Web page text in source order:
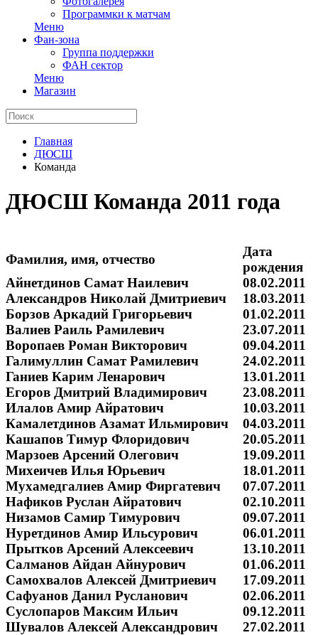
Программки к матчам
Меню
Фан-зона
Группа поддержки
ФАН сектор
Меню
Магазин
Главная
ДЮСШ
Команда
ДЮСШ Команда 2011 года
Фамилия, имя, отчество
Дата
рождения
Айнетдинов Самат Наилевич
08.02.2011
Александров Николай Дмитриевич
18.03.2011
Борзов Аркадий Григорьевич
01.02.2011
Валиев Раиль Рамилевич
23.07.2011
Воропаев Роман Викторович
09.04.2011
Галимуллин Самат Рамилевич
24.02.2011
Ганиев Карим Ленарович
13.01.2011
Егоров Дмитрий Владимирович
23.08.2011
Илалов Амир Айратович
10.03.2011
Камалетдинов Азамат Ильмирович
04.03.2011
Кашапов Тимур Флоридович
20.05.2011
Марзоев Арсений Олегович
19.09.2011
Михеичев Илья Юрьевич
18.01.2011
Мухамедгалиев Амир Фиргатевич
07.07.2011
Нафиков Руслан Айратович
02.10.2011
Низамов Самир Тимурович
09.07.2011
Нуретдинов Амир Ильсурович
06.01.2011
Прытков Арсений Алексеевич
13.10.2011
Салманов Айдан Айнурович
01.06.2011
Самохвалов Алексей Дмитриевич
17.09.2011
Сафуанов Данил Русланович
02.06.2011
Суслопаров Максим Ильич
09.12.2011
Шувалов Алексей Александрович
27.02.2011